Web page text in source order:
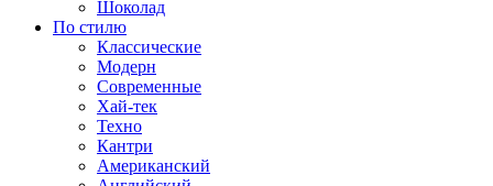
Шоколад
По стилю
Классические
Модерн
Современные
Хай-тек
Техно
Кантри
Американский